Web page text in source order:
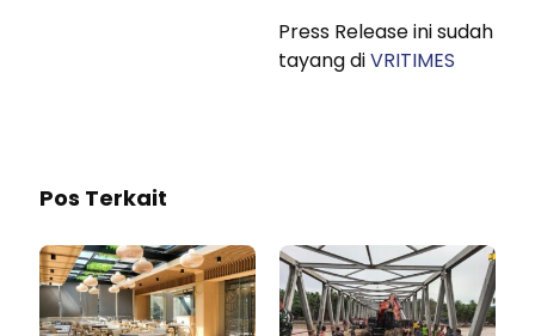
Press Release ini sudah
tayang diVRITIMES
Pos Terkait